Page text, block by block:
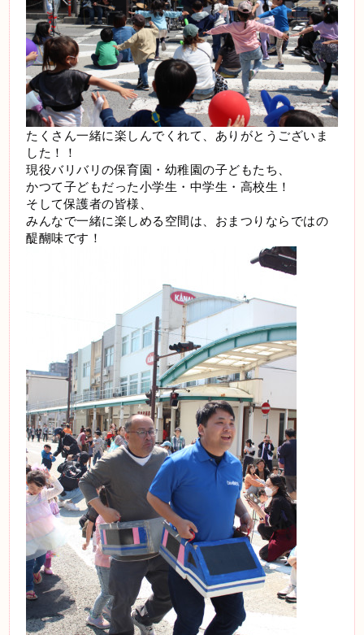
たくさん一緒に楽しんでくれて、ありがとうございま
した！！
現役バリバリの保育園・幼稚園の子どもたち、
かつて子どもだった小学生・中学生・高校生！
そして保護者の皆様、
みんなで一緒に楽しめる空間は、おまつりならではの
醍醐味です！